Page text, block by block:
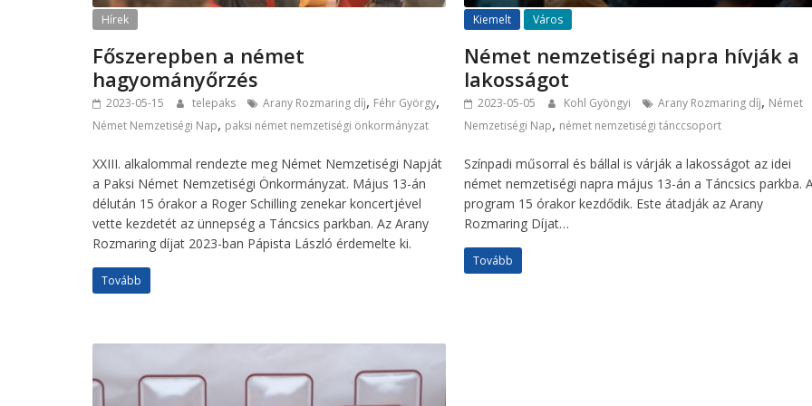
Hírek
Főszerepben a német
hagyományőrzés
2023-05-15 telepaks Arany Rozmaring díj, Féhr György,
Német Nemzetiségi Nap, paksi német nemzetiségi önkormányzat
XXIII. alkalommal rendezte meg Német Nemzetiségi Napját
a Paksi Német Nemzetiségi Önkormányzat. Május 13-án
délután 15 órakor a Roger Schilling zenekar koncertjével
vette kezdetét az ünnepség a Táncsics parkban. Az Arany
Rozmaring díjat 2023-ban Pápista László érdemelte ki.
Tovább
Kiemelt Város
Német nemzetiségi napra hívják a
lakosságot
2023-05-05 Kohl Gyöngyi Arany Rozmaring díj, Német
Nemzetiségi Nap, német nemzetiségi tánccsoport
Színpadi műsorral és bállal is várják a lakosságot az idei
német nemzetiségi napra május 13-án a Táncsics parkba.
program 15 órakor kezdődik. Este átadják az Arany
Rozmaring Díjat…
Tovább